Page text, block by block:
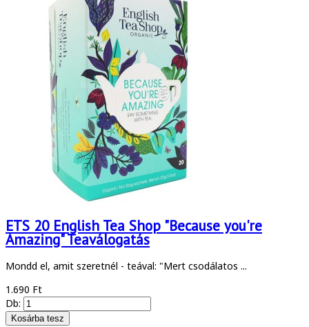
ETS 20 English Tea Shop "Because you're
Amazing" Teaválogatás
Mondd el, amit szeretnél - teával: "Mert csodálatos ...
1.690 Ft
Db: